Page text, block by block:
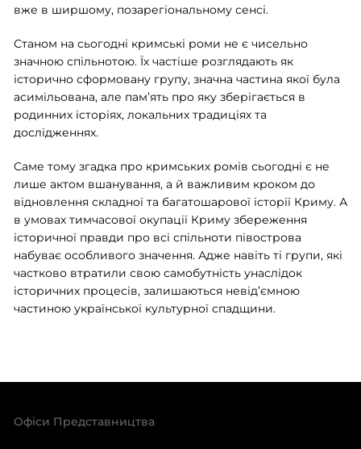
вже в ширшому, позарегіональному сенсі.
Станом на сьогодні кримські роми не є чисельно
значною спільнотою. Їх частіше розглядають як
історично сформовану групу, значна частина якої була
асимільована, але пам’ять про яку зберігається в
родинних історіях, локальних традиціях та
дослідженнях.
Саме тому згадка про кримських ромів сьогодні є не
лише актом вшанування, а й важливим кроком до
відновлення складної та багатошарової історії Криму. А
в умовах тимчасової окупації Криму збереження
історичної правди про всі спільноти півострова
набуває особливого значення. Адже навіть ті групи, які
частково втратили свою самобутність унаслідок
історичних процесів, залишаються невід’ємною
частиною української культурної спадщини.
Офіси Представництва